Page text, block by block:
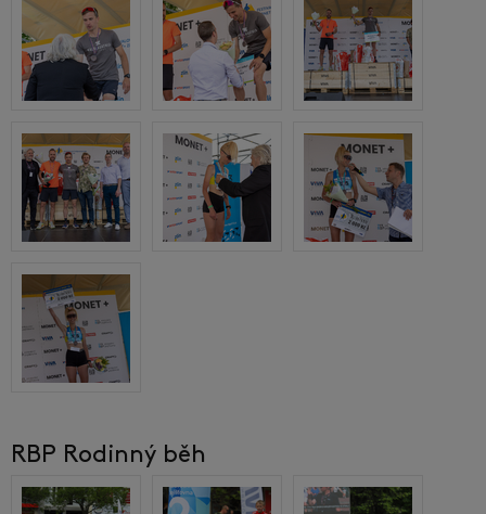
RBP Rodinný běh